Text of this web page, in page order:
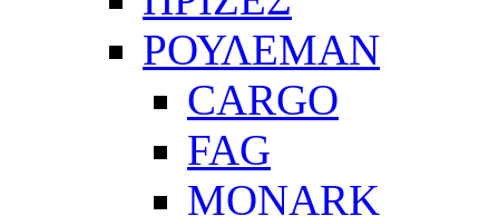
ΡΟΥΛΕΜΑΝ
CARGO
FAG
MONARK